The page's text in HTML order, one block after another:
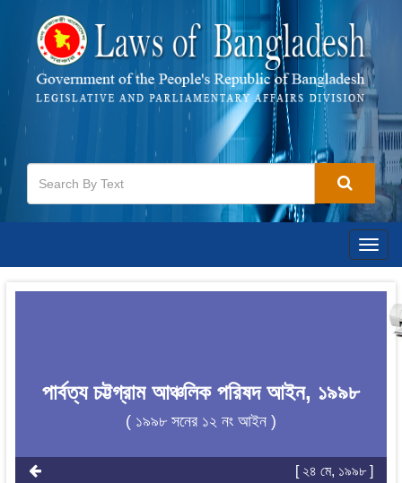
পার্বত্য চট্টগ্রাম আঞ্চলিক পরিষদ আইন, ১৯৯৮
( ১৯৯৮ সনের ১২ নং আইন )
[ ২৪ মে, ১৯৯৮ ]